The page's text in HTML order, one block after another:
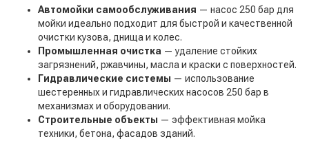
Автомойки самообслуживания — насос 250 бар для
мойки идеально подходит для быстрой и качественной
очистки кузова, днища и колес.
Промышленная очистка — удаление стойких
загрязнений, ржавчины, масла и краски с поверхностей.
Гидравлические системы — использование
шестеренных и гидравлических насосов 250 бар в
механизмах и оборудовании.
Строительные объекты — эффективная мойка
техники, бетона, фасадов зданий.